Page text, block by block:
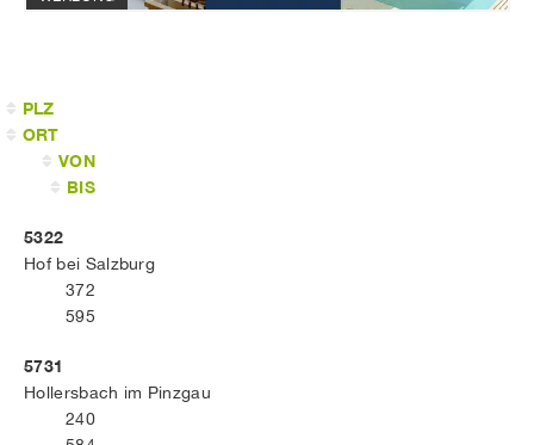
PLZ
ORT
VON
BIS
5322
Hof bei Salzburg
372
595
5731
Hollersbach im Pinzgau
240